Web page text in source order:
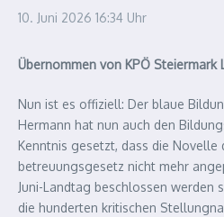
10. Juni 2026 16:34 Uhr
Übernommen von KPÖ Steiermark
Nun ist es offiziell: Der blaue
Hermann hat nun auch den
Kenntnis gesetzt, dass die Novelle
betreuungsgesetz nicht mehr
Juni-Landtag beschlossen werden
die hunderten kritischen